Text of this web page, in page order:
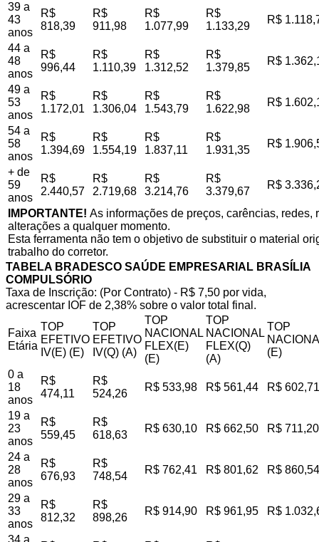
39 a
43
anos
R$
818,39
R$
911,98
R$
1.077,99
R$
1.133,29
R$
44 a
48
anos
R$
996,44
R$
1.110,39
R$
1.312,52
R$
1.379,85
R$
49 a
53
anos
R$
1.172,01
R$
1.306,04
R$
1.543,79
R$
1.622,98
R$
54 a
58
anos
R$
1.394,69
R$
1.554,19
R$
1.837,11
R$
1.931,35
R$
+ de
59
anos
R$
2.440,57
R$
2.719,68
R$
3.214,76
R$
3.379,67
R$
IMPORTANTE! As informações de preços, carências,
alterações a qualquer momento.
Esta ferramenta não tem o objetivo de substituir o material
trabalho do corretor.
TABELA BRADESCO SAÚDE EMPRESARIAL BRASÍLIA
COMPULSÓRIO
Taxa de Inscrição: (Por Contrato) - R$ 7,50 por vida,
acrescentar IOF de 2,38% sobre o valor total final.
Faixa
Etária
TOP
EFETIVO
IV(E) (E)
TOP
EFETIVO
IV(Q) (A)
TOP
NACIONAL
FLEX(E)
(E)
TOP
NACIONAL
FLEX(Q)
(A)
TOP
(E)
0 a
18
anos
R$
474,11
R$
524,26
R$ 533,98 R$ 561,44 R$ 602,71
19 a
23
anos
R$
559,45
R$
618,63
R$ 630,10 R$ 662,50 R$ 711,20
24 a
28
anos
R$
676,93
R$
748,54
R$ 762,41 R$ 801,62 R$ 860,54
29 a
33
anos
R$
812,32
R$
898,26
R$ 914,90 R$ 961,95 R$